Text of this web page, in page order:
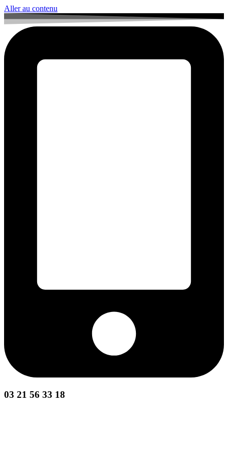
Aller au contenu
03 21 56 33 18